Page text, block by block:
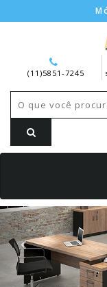
(11)5851-7245